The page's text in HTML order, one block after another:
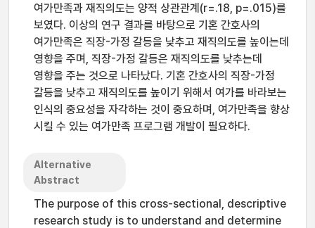
여가만족과 재직의도는 양적 상관관계(r=.18, p=.015)를
보였다. 이상의 연구 결과를 바탕으로 기혼 간호사의
여가만족은 직장-가정 갈등을 낮추고 재직의도를 높이는데
영향을 주며, 직장-가정 갈등은 재직의도를 낮추는데
영향을 주는 것으로 나타났다. 기혼 간호사의 직장-가정
갈등을 낮추고 재직의도를 높이기 위해서 여가를 바라보는
인식의 중요성을 자각하는 것이 중요하며, 여가만족을 향상
시킬 수 있는 여가만족 프로그램 개발이 필요하다.
Alternative
Abstract
The purpose of this cross-sectional, descriptive
research study is to understand and determine